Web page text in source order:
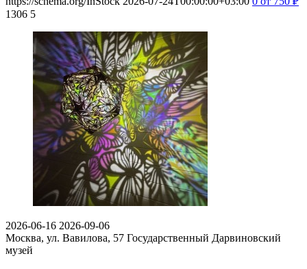
1306 5
2026-06-16 2026-09-06
Москва, ул. Вавилова, 57 Государственный Дарвиновский
музей